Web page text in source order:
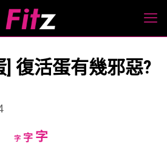
] 復活蛋有幾邪惡?
字Decrease
字Reset
字Increase